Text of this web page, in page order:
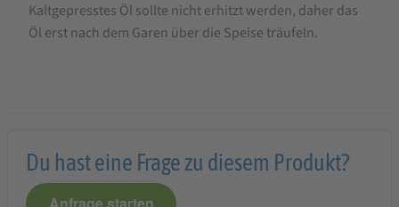
Kaltgepresstes Öl sollte nicht erhitzt werden, daher das
Öl erst nach dem Garen über die Speise träufeln.
Du hast eine Frage zu diesem Produkt?